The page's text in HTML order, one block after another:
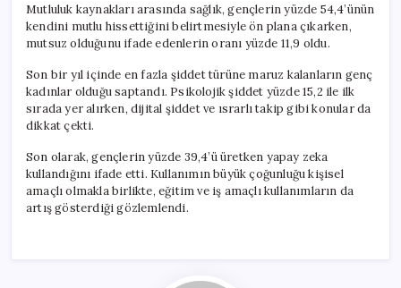
Mutluluk kaynakları arasında sağlık, gençlerin yüzde 54,4’ünün
kendini mutlu hissettiğini belirtmesiyle ön plana çıkarken,
mutsuz olduğunu ifade edenlerin oranı yüzde 11,9 oldu.
Son bir yıl içinde en fazla şiddet türüne maruz kalanların genç
kadınlar olduğu saptandı. Psikolojik şiddet yüzde 15,2 ile ilk
sırada yer alırken, dijital şiddet ve ısrarlı takip gibi konular da
dikkat çekti.
Son olarak, gençlerin yüzde 39,4’ü üretken yapay zeka
kullandığını ifade etti. Kullanımın büyük çoğunluğu kişisel
amaçlı olmakla birlikte, eğitim ve iş amaçlı kullanımların da
artış gösterdiği gözlemlendi.